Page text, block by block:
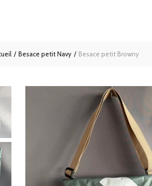
Besace petit Navy Besace petit Browny